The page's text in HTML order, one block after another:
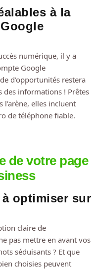
à la
numérique, il y a
Google
d’opportunités restera
des informations ! Prêtes
elles incluent
de téléphone fiable.
de votre page
optimiser sur
claire de
pas mettre en avant vos
séduisants ? Et que
choisies peuvent